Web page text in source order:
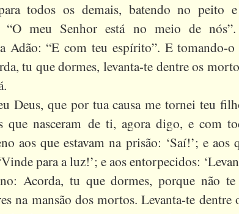
todos os demais, batendo no peito
“O meu Senhor está no meio de
Adão: “E com teu espírito”. E tomando-o
tu que dormes, levanta-te dentre os
Deus, que por tua causa me tornei teu
que nasceram de ti, agora digo, e com
aos que estavam na prisão: ‘Saí!’; e aos
para a luz!’; e aos entorpecidos:
Acorda, tu que dormes, porque não
na mansão dos mortos. Levanta-te dentre